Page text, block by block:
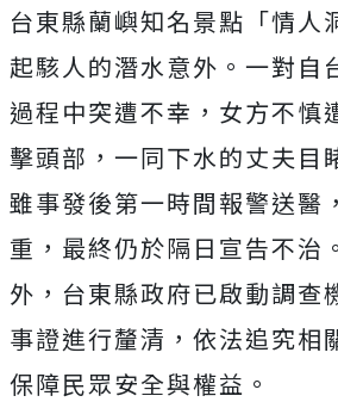
台東縣蘭嶼知名景點「情人
起駭人的潛水意外。一對自
過程中突遭不幸，女方不慎
擊頭部，一同下水的丈夫目
雖事發後第一時間報警送醫
重，最終仍於隔日宣告不治
外， 台東縣政府已啟動調查
事證進行釐清，依法追究相
保障民眾安全與權益。